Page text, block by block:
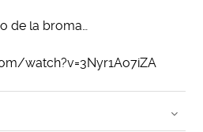
de la broma…
watch?v=3Nyr1Ao7iZA